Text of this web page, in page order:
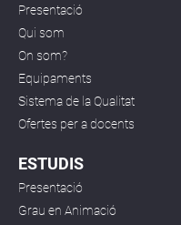
Presentació
Qui som
On som?
Equipaments
Sistema de la Qualitat
Ofertes per a docents
ESTUDIS
Presentació
Grau en Animació